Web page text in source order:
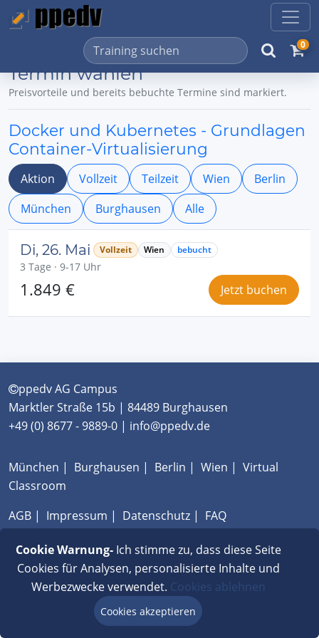
0
Termin wählen
Preisvorteile und bereits bebuchte Termine sind markiert.
Docker und Kubernetes - Grundlagen
Container-Virtualisierung
Aktion Vollzeit Teilzeit Wien
Berlin
München
Burghausen Alle
Di, 26. Mai Vollzeit Wien bebucht
3 Tage · 9-17 Uhr
1.849 € Jetzt buchen
ppedv AG Campus
Marktler Straße 15b | 84489 Burghausen
+49 (0) 8677 - 9889-0 | info@ppedv.de
München | Burghausen | Berlin | Wien | Virtual
Classroom
AGB | Impressum | Datenschutz | FAQ
Cookie Warnung-Ich stimme zu, dass diese Seite
Cookies für Analysen, personalisierte Inhalte und
Werbezwecke verwendet. Cookies ablehnen
Cookies akzeptieren